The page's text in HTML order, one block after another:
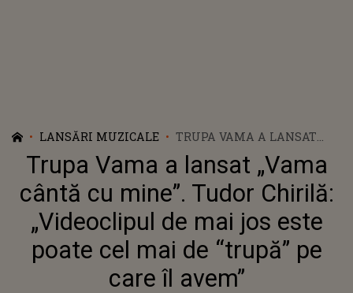
LANSĂRI MUZICALE
TRUPA VAMA A LANSAT
„VAMA CÂNTĂ CU MINE”.
TUDOR CHIRILĂ:
„VIDEOCLIPUL DE MAI JOS
ESTE POATE CEL MAI DE
“TRUPĂ” PE CARE ÎL AVEM”
Trupa Vama a lansat „Vama
cântă cu mine”. Tudor Chirilă:
„Videoclipul de mai jos este
poate cel mai de “trupă” pe
care îl avem”